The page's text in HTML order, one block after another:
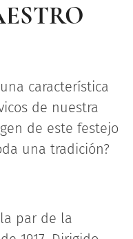
característica
de nuestra
de este festejo
una tradición?
par de la